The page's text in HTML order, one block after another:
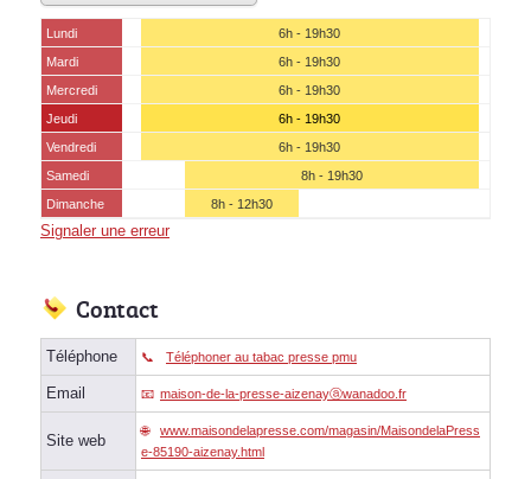
Lundi
6h - 19h30
Mardi
6h - 19h30
Mercredi
6h - 19h30
Jeudi
6h - 19h30
Vendredi
6h - 19h30
Samedi
8h - 19h30
Dimanche
8h - 12h30
Signaler une erreur
Contact
Téléphone Téléphoner au tabac presse pmu
Email maison-de-la-presse-aizenayⓐwanadoo.fr
Site web
www.maisondelapresse.com/magasin/MaisondelaPress
e-85190-aizenay.html